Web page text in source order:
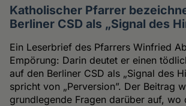
Katholischer Pfarrer
Berliner CSD als „Signal des
Ein Leserbrief des Pfarrers Winfried
Empörung: Darin deutet er einen
auf den Berliner CSD als „Signal des
spricht von „Perversion”. Der Beitrag
grundlegende Fragen darüber auf, wo